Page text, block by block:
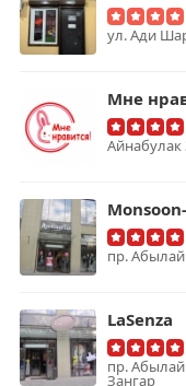
ул. Ади
Мне
Айнабулак
пр. Абылай
LaSenza
пр. Абылай
Зангар